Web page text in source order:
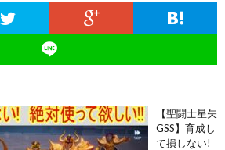
【聖闘士星矢
GSS】育成し
て損しない!